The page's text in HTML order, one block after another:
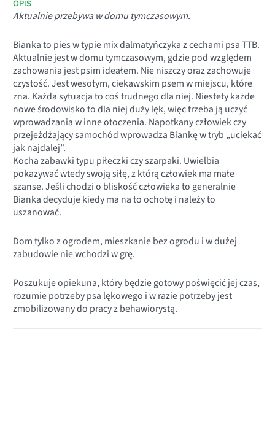
OPIS
Aktualnie przebywa w domu tymczasowym.
Bianka to pies w typie mix dalmatyńczyka z cechami psa TTB.
Aktualnie jest w domu tymczasowym, gdzie pod względem
zachowania jest psim ideałem. Nie niszczy oraz zachowuje
czystość. Jest wesołym, ciekawskim psem w miejscu, które
zna. Każda sytuacja to coś trudnego dla niej. Niestety każde
nowe środowisko to dla niej duży lęk, więc trzeba ją uczyć
wprowadzania w inne otoczenia. Napotkany człowiek czy
przejeżdżający samochód wprowadza Biankę w tryb „uciekać
jak najdalej”.
Kocha zabawki typu piłeczki czy szarpaki. Uwielbia
pokazywać wtedy swoją siłę, z którą człowiek ma małe
szanse. Jeśli chodzi o bliskość człowieka to generalnie
Bianka decyduje kiedy ma na to ochotę i należy to
uszanować.
Dom tylko z ogrodem, mieszkanie bez ogrodu i w dużej
zabudowie nie wchodzi w grę.
Poszukuje opiekuna, który będzie gotowy poświęcić jej czas,
rozumie potrzeby psa lękowego i w razie potrzeby jest
zmobilizowany do pracy z behawiorystą.